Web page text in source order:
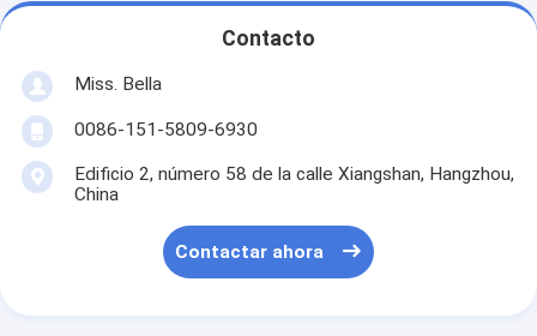
Contacto
Miss. Bella
0086-151-5809-6930
Edificio 2, número 58 de la calle Xiangshan, Hangzhou,
China
Contactar ahora